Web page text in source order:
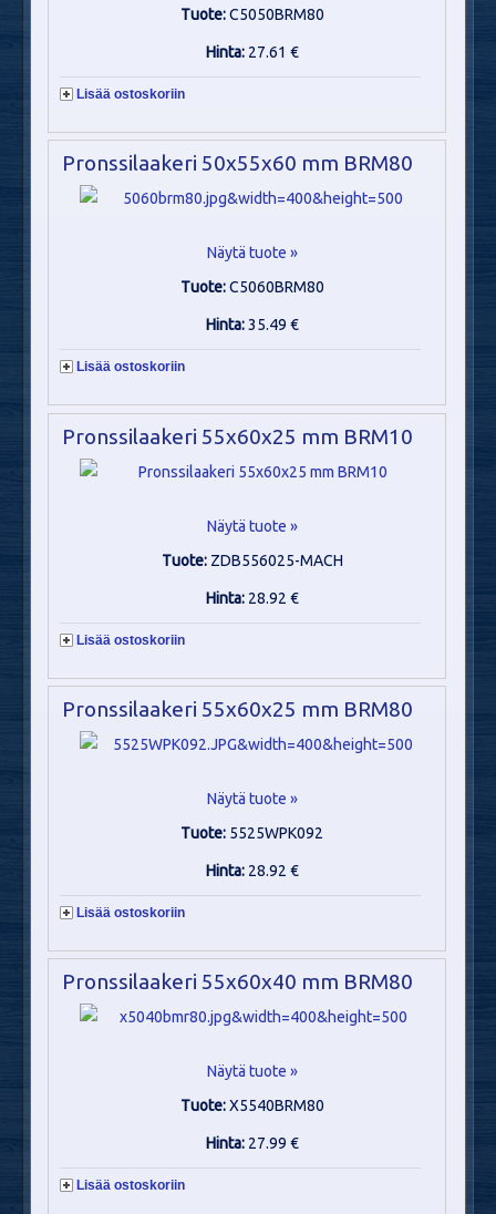
Tuote:C5050BRM80
Hinta: 27.61 €
Lisää ostoskoriin
Pronssilaakeri 50x55x60 mm BRM80
Näytä tuote »
Tuote:C5060BRM80
Hinta:35.49 €
Lisää ostoskoriin
Pronssilaakeri 55x60x25 mm BRM10
Näytä tuote »
Tuote: ZDB556025-MACH
Hinta: 28.92 €
Lisää ostoskoriin
Pronssilaakeri 55x60x25 mm BRM80
Näytä tuote »
Tuote: 5525WPK092
Hinta: 28.92 €
Lisää ostoskoriin
Pronssilaakeri 55x60x40 mm BRM80
Näytä tuote »
Tuote:X5540BRM80
Hinta: 27.99 €
Lisää ostoskoriin